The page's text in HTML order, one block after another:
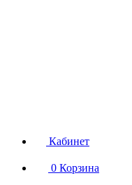
Кабинет
0 Корзина